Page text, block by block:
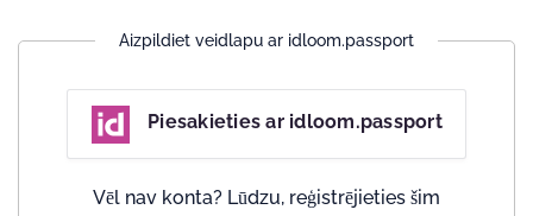
Aizpildiet veidlapu ar idloom.passport
Piesakieties ar idloom.passport
Vēl nav konta? Lūdzu, reģistrējieties šim